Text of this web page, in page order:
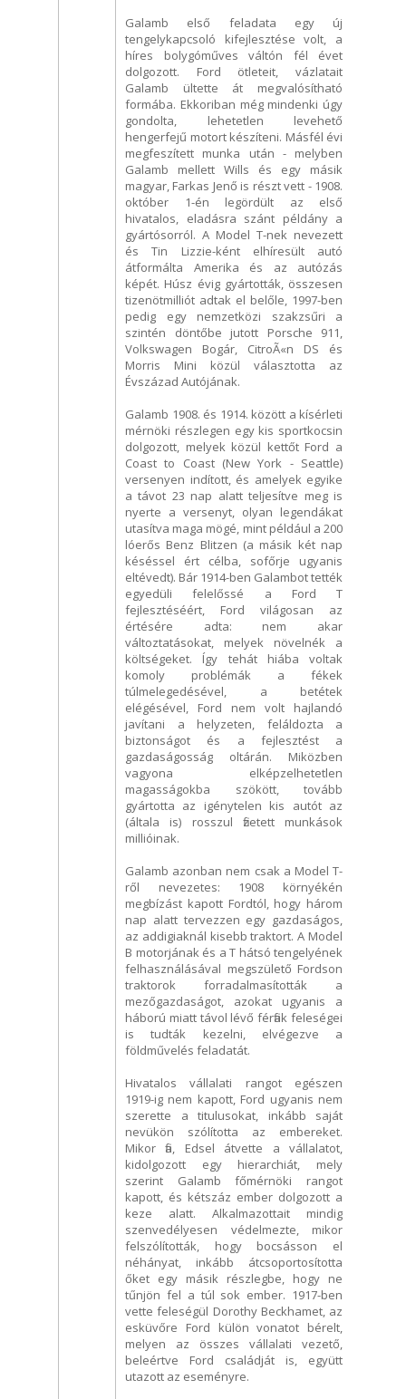
Galamb első feladata egy új
tengelykapcsoló kifejlesztése volt, a
híres bolygóműves váltón fél évet
dolgozott. Ford ötleteit, vázlatait
Galamb ültette át megvalósítható
formába. Ekkoriban még mindenki úgy
gondolta, lehetetlen levehető
hengerfejű motort készíteni. Másfél évi
megfeszített munka után - melyben
Galamb mellett Wills és egy másik
magyar, Farkas Jenő is részt vett - 1908.
október 1-én legördült az első
hivatalos, eladásra szánt példány a
gyártósorról. A Model T-nek nevezett
és Tin Lizzie-ként elhíresült autó
átformálta Amerika és az autózás
képét. Húsz évig gyártották, összesen
tizenötmilliót adtak el belőle, 1997-ben
pedig egy nemzetközi szakzsűri a
szintén döntőbe jutott Porsche 911,
Volkswagen Bogár, CitroÃ«n DS és
Morris Mini közül választotta az
Évszázad Autójának.
Galamb 1908. és 1914. között a kísérleti
mérnöki részlegen egy kis sportkocsin
dolgozott, melyek közül kettőt Ford a
Coast to Coast (New York - Seattle)
versenyen indított, és amelyek egyike
a távot 23 nap alatt teljesítve meg is
nyerte a versenyt, olyan legendákat
utasítva maga mögé, mint például a 200
lóerős Benz Blitzen (a másik két nap
késéssel ért célba, sofőrje ugyanis
eltévedt). Bár 1914-ben Galambot tették
egyedüli felelőssé a Ford T
fejlesztéséért, Ford világosan az
értésére adta: nem akar
változtatásokat, melyek növelnék a
költségeket. Így tehát hiába voltak
komoly problémák a fékek
túlmelegedésével, a betétek
elégésével, Ford nem volt hajlandó
javítani a helyzeten, feláldozta a
biztonságot és a fejlesztést a
gazdaságosság oltárán. Miközben
vagyona elképzelhetetlen
magasságokba szökött, tovább
gyártotta az igénytelen kis autót az
(általa is) rosszul fizetett munkások
millióinak.
Galamb azonban nem csak a Model T-
ről nevezetes: 1908 környékén
megbízást kapott Fordtól, hogy három
nap alatt tervezzen egy gazdaságos,
az addigiaknál kisebb traktort. A Model
B motorjának és a T hátsó tengelyének
felhasználásával megszülető Fordson
traktorok forradalmasították a
mezőgazdaságot, azokat ugyanis a
háború miatt távol lévő férfiak feleségei
is tudták kezelni, elvégezve a
földművelés feladatát.
Hivatalos vállalati rangot egészen
1919-ig nem kapott, Ford ugyanis nem
szerette a titulusokat, inkább saját
nevükön szólította az embereket.
Mikor fia, Edsel átvette a vállalatot,
kidolgozott egy hierarchiát, mely
szerint Galamb főmérnöki rangot
kapott, és kétszáz ember dolgozott a
keze alatt. Alkalmazottait mindig
szenvedélyesen védelmezte, mikor
felszólították, hogy bocsásson el
néhányat, inkább átcsoportosította
őket egy másik részlegbe, hogy ne
tűnjön fel a túl sok ember. 1917-ben
vette feleségül Dorothy Beckhamet, az
esküvőre Ford külön vonatot bérelt,
melyen az összes vállalati vezető,
beleértve Ford családját is, együtt
utazott az eseményre.